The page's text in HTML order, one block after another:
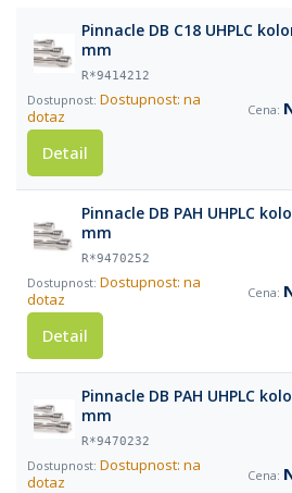
Pinnacle DB C18 UHPLC
mm
R*9414212
Dostupnost: na
dotaz
Detail
Pinnacle DB PAH UHPLC
mm
R*9470252
Dostupnost: na
dotaz
Detail
Pinnacle DB PAH UHPLC
mm
R*9470232
Dostupnost: na
dotaz